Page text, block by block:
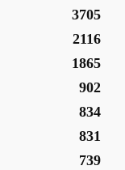
3705
2116
1865
902
834
831
739